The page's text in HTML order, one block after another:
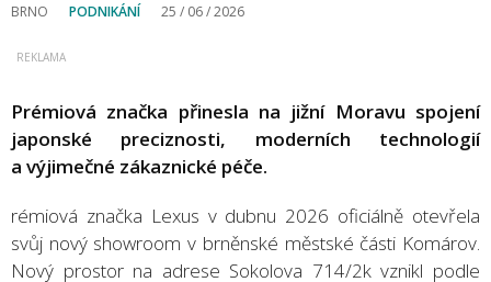
BRNO PODNIKÁNÍ 25 / 06 / 2026
Prémiová značka přinesla na jižní Moravu spojení
japonské preciznosti, moderních technologií
a výjimečné zákaznické péče.
rémiová značka Lexus v dubnu 2026 oficiálně otevřela
svůj nový showroom v brněnské městské části Komárov.
Nový prostor na adrese Sokolova 714/2k vznikl podle